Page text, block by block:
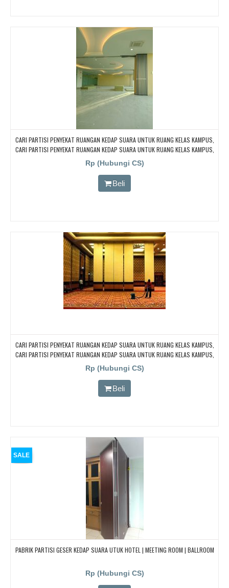
CARI PARTISI PENYEKAT RUANGAN KEDAP SUARA UNTUK RUANG KELAS KAMPUS,
CARI PARTISI PENYEKAT RUANGAN KEDAP SUARA UNTUK RUANG KELAS KAMPUS,
CARI PARTISI PENYEKAT RUANGAN KEDAP SUARA UNTUK RUANG KELAS KAMPUS,
CARI PARTISI PENYEKAT RUANGAN KEDAP SUARA UNTUK RUANG KELAS KAMPUS,
CARI PARTISI PENYEKAT RUANGAN KEDAP SUARA UNTUK RUANG KELAS KAMPUS
Rp (Hubungi CS)
Beli
CARI PARTISI PENYEKAT RUANGAN KEDAP SUARA UNTUK RUANG KELAS KAMPUS,
CARI PARTISI PENYEKAT RUANGAN KEDAP SUARA UNTUK RUANG KELAS KAMPUS,
CARI PARTISI PENYEKAT RUANGAN KEDAP SUARA UNTUK RUANG KELAS KAMPUS,
CARI PARTISI PENYEKAT RUANGAN KEDAP SUARA UNTUK RUANG KELAS KAMPUS,
CARI PARTISI PENYEKAT RUANGAN KEDAP SUARA UNTUK RUANG KELAS KAMPUS
Rp (Hubungi CS)
Beli
SALE
PABRIK PARTISI GESER KEDAP SUARA UTUK HOTEL | MEETING ROOM | BALLROOM
Rp (Hubungi CS)